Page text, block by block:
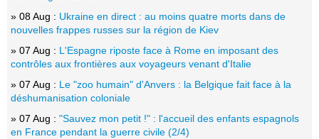
» 08 Aug : Ukraine en direct : au moins quatre morts dans de
nouvelles frappes russes sur la région de Kiev
» 07 Aug : L'Espagne riposte face à Rome en imposant des
contrôles aux frontières aux voyageurs venant d'Italie
» 07 Aug : Le "zoo humain" d'Anvers : la Belgique fait face à la
déshumanisation coloniale
» 07 Aug : "Sauvez mon petit !" : l'accueil des enfants espagnols
en France pendant la guerre civile (2/4)